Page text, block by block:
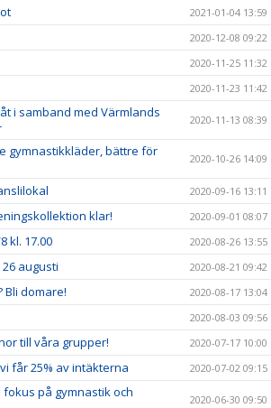
2021-01-04 13:59
2020-12-08 09:22
2020-11-25 11:32
2020-11-23 11:42
i samband med Värmlands
2020-11-13 08:39
gymnastikkläder, bättre för
2020-10-26 14:09
2020-09-16 13:11
klar! 2020-09-01 08:07
kl. 17.00 2020-08-26 13:55
augusti 2020-08-21 09:42
Bli domare! 2020-08-17 13:04
2020-08-03 09:56
till våra grupper! 2020-07-17 10:00
får 25% av intäkterna 2020-07-02 09:15
på gymnastik och
2020-06-30 09:50